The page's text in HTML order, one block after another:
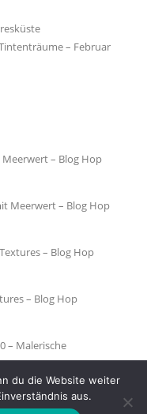
– Februar
– Blog Hop
Meerwert – Blog Hop
– Blog Hop
– Blog Hop
– Malerische
du die Website weiter
aus.